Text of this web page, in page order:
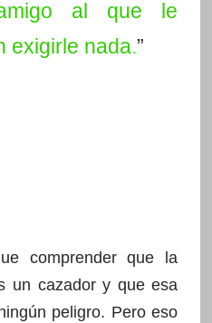
al que le
exigirle nada.”
comprender que la
un cazador y que esa
peligro. Pero eso